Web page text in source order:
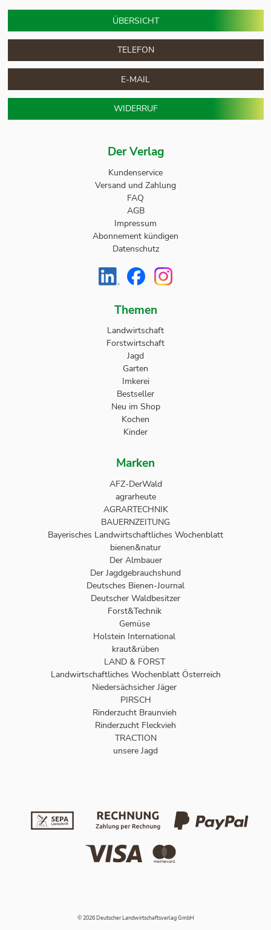
Der Verlag
Kundenservice
Versand und Zahlung
FAQ
AGB
Impressum
Abonnement kündigen
Datenschutz
Themen
Landwirtschaft
Forstwirtschaft
Jagd
Garten
Imkerei
Bestseller
Neu im Shop
Kochen
Kinder
Marken
AFZ-DerWald
agrarheute
AGRARTECHNIK
BAUERNZEITUNG
Bayerisches Landwirtschaftliches Wochenblatt
bienen&natur
Der Almbauer
Der Jagdgebrauchshund
Deutsches Bienen-Journal
Deutscher Waldbesitzer
Forst&Technik
Gemüse
Holstein International
kraut&rüben
LAND & FORST
Landwirtschaftliches Wochenblatt Österreich
Niedersächsicher Jäger
PIRSCH
Rinderzucht Braunvieh
Rinderzucht Fleckvieh
TRACTION
unsere Jagd
ÜBERSICHT
TELEFON
E-MAIL
WIDERRUF
© 2026 Deutscher Landwirtschaftsverlag GmbH